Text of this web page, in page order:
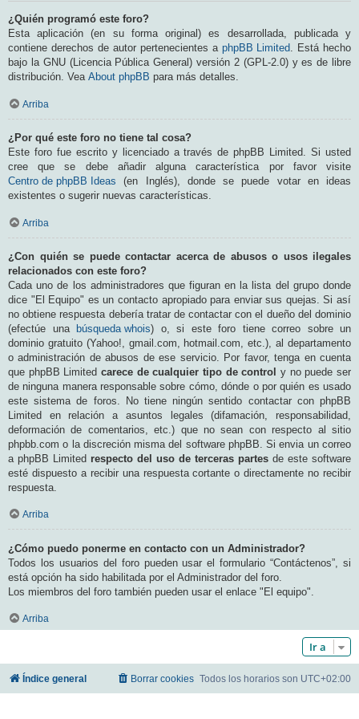
¿Quién programó este foro?
Esta aplicación (en su forma original) es desarrollada, publicada y
contiene derechos de autor pertenecientes a phpBB Limited. Está hecho
bajo la GNU (Licencia Pública General) versión 2 (GPL-2.0) y es de libre
distribución. Vea About phpBB para más detalles.
Arriba
¿Por qué este foro no tiene tal cosa?
Este foro fue escrito y licenciado a través de phpBB Limited. Si usted
cree que se debe añadir alguna característica por favor visite
Centro de phpBB Ideas (en Inglés), donde se puede votar en ideas
existentes o sugerir nuevas características.
Arriba
¿Con quién se puede contactar acerca de abusos o usos ilegales
relacionados con este foro?
Cada uno de los administradores que figuran en la lista del grupo donde
dice "El Equipo" es un contacto apropiado para enviar sus quejas. Si así
no obtiene respuesta debería tratar de contactar con el dueño del dominio
(efectúe una
búsqueda whois) o, si este foro tiene correo sobre un
dominio gratuito (Yahoo!, gmail.com, hotmail.com, etc.), al departamento
o administración de abusos de ese servicio. Por favor, tenga en cuenta
que phpBB Limited carece de cualquier tipo de control y no puede ser
de ninguna manera responsable sobre cómo, dónde o por quién es usado
este sistema de foros. No tiene ningún sentido contactar con phpBB
Limited en relación a asuntos legales (difamación, responsabilidad,
deformación de comentarios, etc.) que no sean con respecto al sitio
phpbb.com o la discreción misma del software phpBB. Si envia un correo
a phpBB Limited respecto del uso de terceras partes de este software
esté dispuesto a recibir una respuesta cortante o directamente no recibir
respuesta.
Arriba
¿Cómo puedo ponerme en contacto con un Administrador?
Todos los usuarios del foro pueden usar el formulario “Contáctenos”, si
está opción ha sido habilitada por el Administrador del foro.
Los miembros del foro también pueden usar el enlace "El equipo".
Arriba
Ir a
Índice general Todos los horarios son UTC+02:00
Borrar cookies